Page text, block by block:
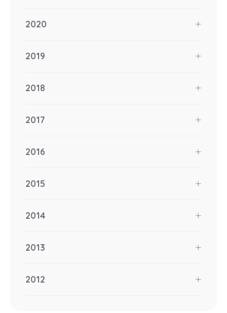
2020
2019
2018
2017
2016
2015
2014
2013
2012